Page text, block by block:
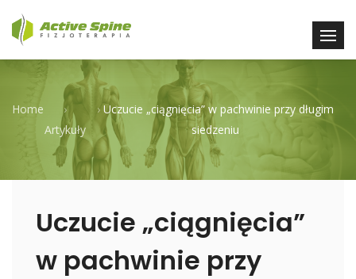
Home
›
Artykuły
› Uczucie „ciągnięcia” w pachwinie przy długim
siedzeniu
Uczucie „ciągnięcia”
w pachwinie przy